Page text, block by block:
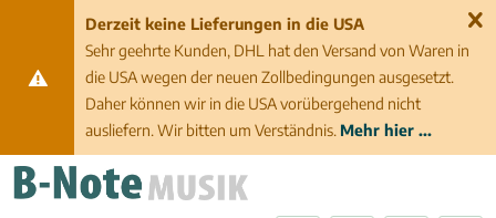
Derzeit keine Lieferungen in die USA
Sehr geehrte Kunden, DHL hat den Versand von Waren in
die USA wegen der neuen Zollbedingungen ausgesetzt.
Daher können wir in die USA vorübergehend nicht
ausliefern. Wir bitten um Verständnis. Mehr hier ...